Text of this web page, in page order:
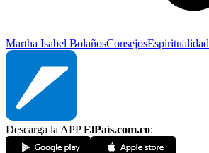
Martha Isabel BolañosConsejosEspiritualidad
Descarga la APPElPaís.com.co: